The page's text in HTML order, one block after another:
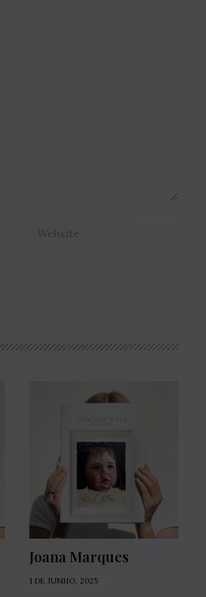
Joana Marques
1 DE JUNHO, 2025